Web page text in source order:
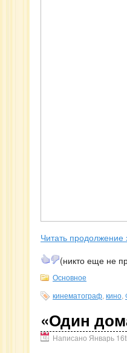
Читать продолжение
(никто еще не
Основное
кинематограф кино
«Один
Написано Январь